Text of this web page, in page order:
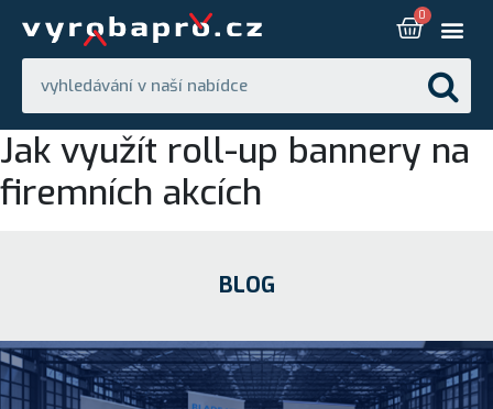
Jak využít roll-up bannery na
firemních akcích
BLOG